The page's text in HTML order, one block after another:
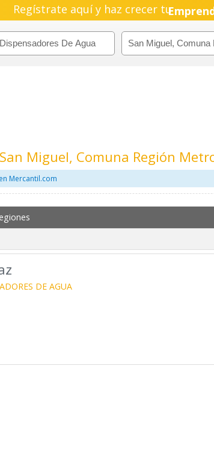
Regístrate aquí y haz crecer tu
Miguel, Comuna Región
Mercantil.com
DE AGUA